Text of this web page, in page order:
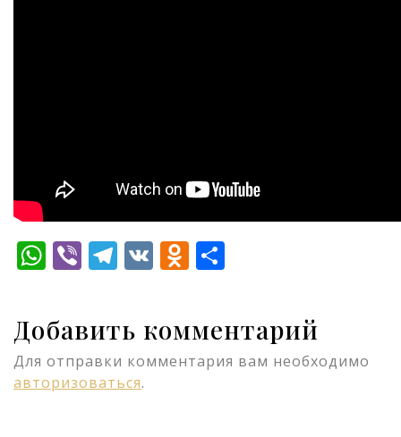
WhatsApp
ViberTelegram
VKOdnoklassniki
Добавить комментарий
Для отправки комментария вам необходимо
авторизоваться.